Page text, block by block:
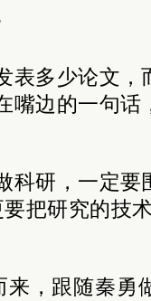
表多少论文
嘴边的一句
科研，一定
把研究的技
来，跟随秦勇